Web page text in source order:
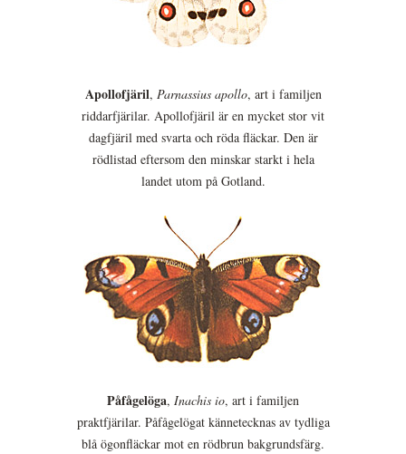
Apollofjäril, Parnassius apollo, art i familjen
riddarfjärilar. Apollofjäril är en mycket stor vit
dagfjäril med svarta och röda fläckar. Den är
rödlistad eftersom den minskar starkt i hela
landet utom på Gotland.
Påfågelöga, Inachis io, art i familjen
praktfjärilar. Påfågelögat kännetecknas av tydliga
blå ögonfläckar mot en rödbrun bakgrundsfärg.